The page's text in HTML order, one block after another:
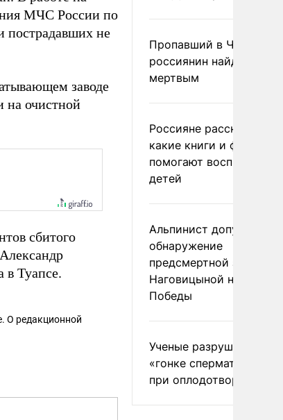
МЧС России по
пострадавших не
заводе
на очистной
сбитого
в Туапсе.
О редакционной
Пропавший в
россиянин найден
мертвым
Россияне рассказали,
какие книги и фильмы
помогают воспитывать
детей
Альпинист допустил
обнаружение
предсмертной записки
Наговицыной на пике
Победы
Ученые разрушили миф
«гонке
при оплодотворении